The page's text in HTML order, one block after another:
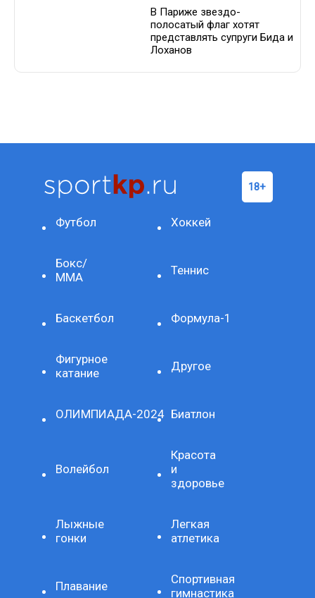
В Париже звездо-
полосатый флаг хотят
представлять супруги Бида и
Лоханов
Футбол Хоккей
Бокс/
ММА
Теннис
Баскетбол Формула-1
Фигурное
катание
Другое
ОЛИМПИАДА-2024 Биатлон
Волейбол
Красота
и
здоровье
Лыжные
гонки
Легкая
атлетика
Плавание
Спортивная
гимнастика